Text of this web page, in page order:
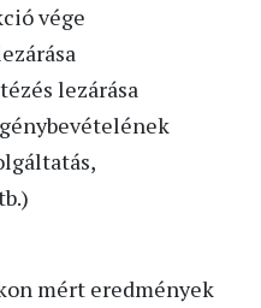
vége
lezárása
mért eredmények